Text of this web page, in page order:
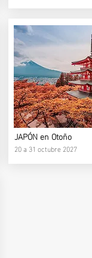
JAPÓN en Otoño
20 a 31 octubre 2027